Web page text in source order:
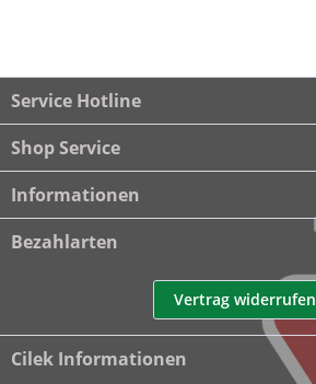
Service Hotline
Shop Service
Informationen
Bezahlarten
Vertrag widerrufen
Cilek Informationen